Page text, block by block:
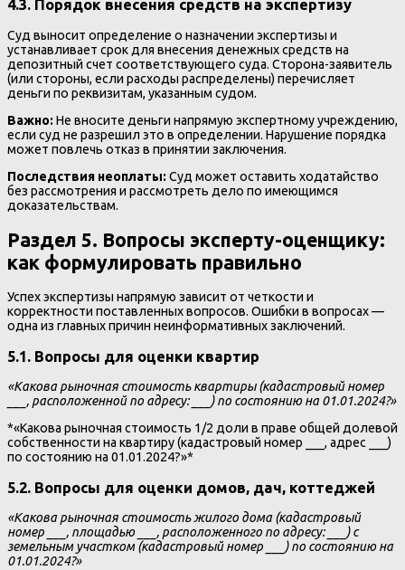
4.3. Порядок внесения средств на экспертизу
Суд выносит определение о назначении экспертизы и
устанавливает срок для внесения денежных средств на
депозитный счет соответствующего суда. Сторона-заявитель
(или стороны, если расходы распределены) перечисляет
деньги по реквизитам, указанным судом.
Важно:Не вносите деньги напрямую экспертному учреждению,
если суд не разрешил это в определении. Нарушение порядка
может повлечь отказ в принятии заключения.
Последствия неоплаты:Суд может оставить ходатайство
без рассмотрения и рассмотреть дело по имеющимся
доказательствам.
Раздел 5. Вопросы эксперту-оценщику:
как формулировать правильно
Успех экспертизы напрямую зависит от четкости и
корректности поставленных вопросов. Ошибки в вопросах —
одна из главных причин неинформативных заключений.
5.1. Вопросы для оценки квартир
«Какова рыночная стоимость квартиры (кадастровый номер
___, расположенной по адресу: ___) по состоянию на 01.01.2024?»
*«Какова рыночная стоимость 1/2 доли в праве общей долевой
собственности на квартиру (кадастровый номер ___, адрес ___)
по состоянию на 01.01.2024?»*
5.2. Вопросы для оценки домов, дач, коттеджей
«Какова рыночная стоимость жилого дома (кадастровый
номер ___, площадью ___, расположенного по адресу: ___) с
земельным участком (кадастровый номер ___) по состоянию на
01.01.2024?»